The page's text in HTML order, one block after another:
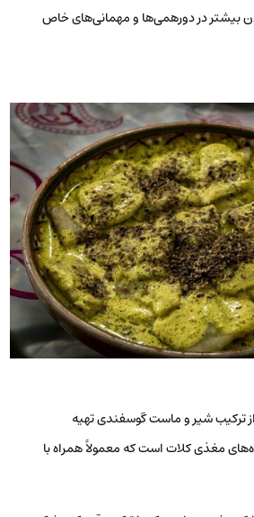
بیشتر در دورهمی‌ها و مهمانی‌های خاص
ترکیب شیر و ماست گوسفندی تهیه
مغذی کلات است که معمولاً همراه با